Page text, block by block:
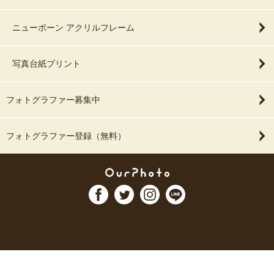
ニューボーン アクリルフレーム
写真台紙プリント
フォトグラファー募集中
フォトグラファー登録（無料）